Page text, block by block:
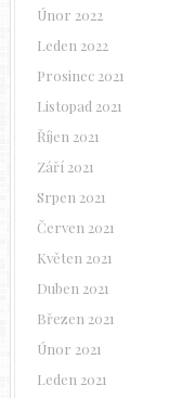
Únor 2022
Leden 2022
Prosinec 2021
Listopad 2021
Říjen 2021
Září 2021
Srpen 2021
Červen 2021
Květen 2021
Duben 2021
Březen 2021
Únor 2021
Leden 2021